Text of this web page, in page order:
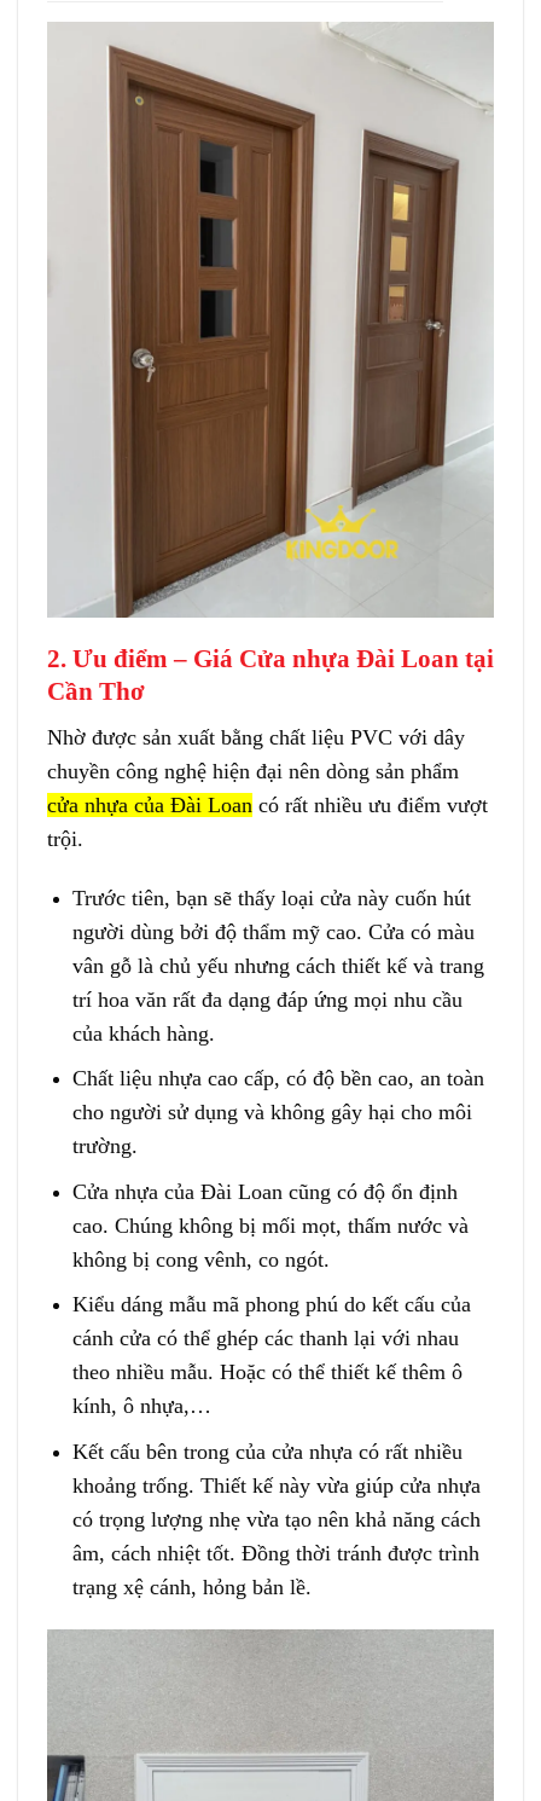
2. Ưu điểm – Giá Cửa nhựa Đài Loan tại
Cần Thơ
Nhờ được sản xuất bằng chất liệu PVC với dây
chuyền công nghệ hiện đại nên dòng sản phẩm
cửa nhựa của Đài Loan có rất nhiều ưu điểm vượt
trội.
Trước tiên, bạn sẽ thấy loại cửa này cuốn hút
người dùng bởi độ thẩm mỹ cao. Cửa có màu
vân gỗ là chủ yếu nhưng cách thiết kế và trang
trí hoa văn rất đa dạng đáp ứng mọi nhu cầu
của khách hàng.
Chất liệu nhựa cao cấp, có độ bền cao, an toàn
cho người sử dụng và không gây hại cho môi
trường.
Cửa nhựa của Đài Loan cũng có độ ổn định
cao. Chúng không bị mối mọt, thấm nước và
không bị cong vênh, co ngót.
Kiểu dáng mẫu mã phong phú do kết cấu của
cánh cửa có thể ghép các thanh lại với nhau
theo nhiều mẫu. Hoặc có thể thiết kế thêm ô
kính, ô nhựa,…
Kết cấu bên trong của cửa nhựa có rất nhiều
khoảng trống. Thiết kế này vừa giúp cửa nhựa
có trọng lượng nhẹ vừa tạo nên khả năng cách
âm, cách nhiệt tốt. Đồng thời tránh được trình
trạng xệ cánh, hỏng bản lề.